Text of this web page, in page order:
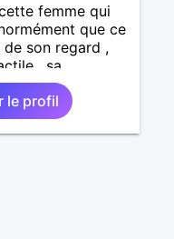
femme qui
que ce
son regard ,
, sa
douceur bref tout
ses qualités pour
le profil